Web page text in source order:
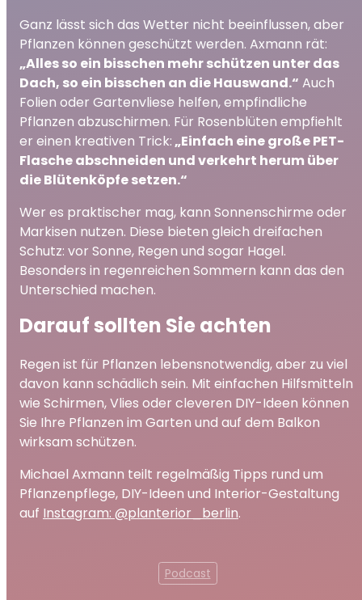
Ganz lässt sich das Wetter nicht beeinflussen, aber
Pflanzen können geschützt werden. Axmann rät:
„Alles so ein bisschen mehr schützen unter das
Dach, so ein bisschen an die Hauswand.“ Auch
Folien oder Gartenvliese helfen, empfindliche
Pflanzen abzuschirmen. Für Rosenblüten empfiehlt
er einen kreativen Trick:„Einfach eine große PET-
Flasche abschneiden und verkehrt herum über
die Blütenköpfe setzen.“
Wer es praktischer mag, kann Sonnenschirme oder
Markisen nutzen. Diese bieten gleich dreifachen
Schutz: vor Sonne, Regen und sogar Hagel.
Besonders in regenreichen Sommern kann das den
Unterschied machen.
Darauf sollten Sie achten
Regen ist für Pflanzen lebensnotwendig, aber zu viel
davon kann schädlich sein. Mit einfachen Hilfsmitteln
wie Schirmen, Vlies oder cleveren DIY-Ideen können
Sie Ihre Pflanzen im Garten und auf dem Balkon
wirksam schützen.
Michael Axmann teilt regelmäßig Tipps rund um
Pflanzenpflege, DIY-Ideen und Interior-Gestaltung
auf Instagram: @planterior_berlin.
Podcast